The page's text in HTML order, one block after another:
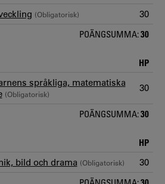
(Obligatorisk) 30
POÄNGSUMMA:30
HP
språkliga, matematiska
(Obligatorisk)
30
POÄNGSUMMA:30
HP
bild och drama (Obligatorisk) 30